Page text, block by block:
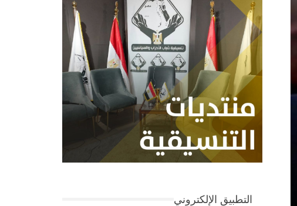
التطبيق الإلكتروني